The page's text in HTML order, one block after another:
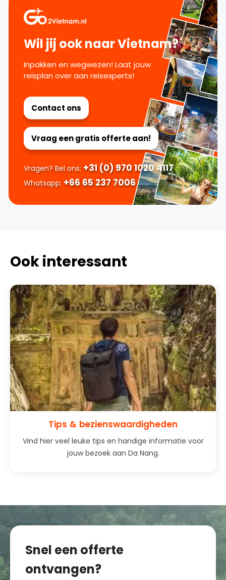
Wil jij ook naar Vietnam?
Inpakken en wegwezen! Laat jouw
reisplan over aan reisexperts!
Contact ons
Vraag een gratis offerte aan!
Vragen? Bel ons: +31 (0) 970 1020 4117
Whatsapp: +66 65 237 7006
Ook interessant
Tips & bezienswaardigheden
Vind hier veel leuke tips en handige informatie voor
jouw bezoek aan Da Nang.
Snel een offerte
ontvangen?